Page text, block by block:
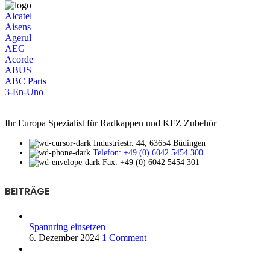
Alcatel
Aisens
Agerul
AEG
Acorde
ABUS
ABC Parts
3-En-Uno
Ihr Europa Spezialist für Radkappen und KFZ Zubehör
Industriestr. 44, 63654 Büdingen
Telefon: +49 (0) 6042 5454 300
Fax: +49 (0) 6042 5454 301
BEITRÄGE
Spannring einsetzen
6. Dezember 2024 1 Comment